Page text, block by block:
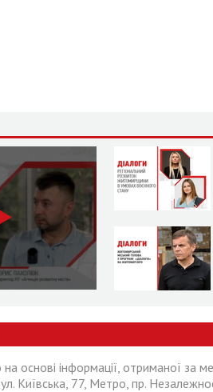
на основі інформації, отриманої
Київська, 77, Метро, пр.